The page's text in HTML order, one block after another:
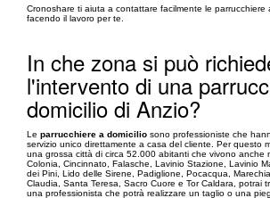
Cronoshare ti aiuta a contattare facilmente le parrucchiere
facendo il lavoro per te.
In che zona si può
l'intervento di una
domicilio di Anzio?
Le parrucchiere a domicilio sono professioniste che
servizio unico direttamente a casa del cliente. Per questo
una grossa città di circa 52.000 abitanti che vivono anche
Colonia, Cincinnato, Falasche, Lavinio Stazione, Lavinio
dei Pini, Lido delle Sirene, Padiglione, Pocacqua,
Claudia, Santa Teresa, Sacro Cuore e Tor Caldara, potrai
una professionista che potrà realizzare un taglio o una